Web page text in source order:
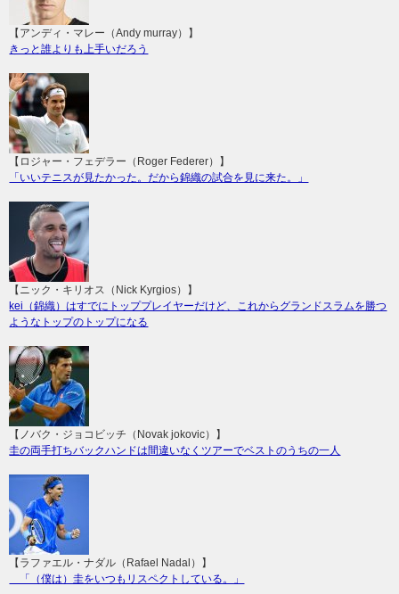
【アンディ・マレー（Andy murray）】
きっと誰よりも上手いだろう
【ロジャー・フェデラー（Roger Federer）】
「いいテニスが見たかった。だから錦織の試合を見に来た。」
【ニック・キリオス（Nick Kyrgios）】
kei（錦織）はすでにトッププレイヤーだけど、これからグランドスラムを勝つ
ようなトップのトップになる
【ノバク・ジョコビッチ（Novak jokovic）】
圭の両手打ちバックハンドは間違いなくツアーでベストのうちの一人
【ラファエル・ナダル（Rafael Nadal）】
「（僕は）圭をいつもリスペクトしている。」